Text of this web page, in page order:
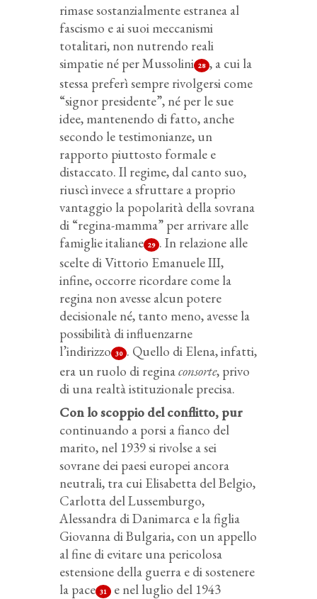
rimase sostanzialmente estranea al
fascismo e ai suoi meccanismi
totalitari, non nutrendo reali
simpatie né per Mussolini 28 , a cui la
stessa preferì sempre rivolgersi come
“signor presidente”, né per le sue
idee, mantenendo di fatto, anche
secondo le testimonianze, un
rapporto piuttosto formale e
distaccato. Il regime, dal canto suo,
riuscì invece a sfruttare a proprio
vantaggio la popolarità della sovrana
di “regina-mamma” per arrivare alle
famiglie italiane 29 . In relazione alle
scelte di Vittorio Emanuele III,
infine, occorre ricordare come la
regina non avesse alcun potere
decisionale né, tanto meno, avesse la
possibilità di influenzarne
l’indirizzo 30 . Quello di Elena, infatti,
era un ruolo di reginaconsorte, privo
di una realtà istituzionale precisa.
Con lo scoppio del conflitto, pur
continuando a porsi a fianco del
marito, nel 1939 si rivolse a sei
sovrane dei paesi europei ancora
neutrali, tra cui Elisabetta del Belgio,
Carlotta del Lussemburgo,
Alessandra di Danimarca e la figlia
Giovanna di Bulgaria, con un appello
al fine di evitare una pericolosa
estensione della guerra e di sostenere
la pace 31
e nel luglio del 1943